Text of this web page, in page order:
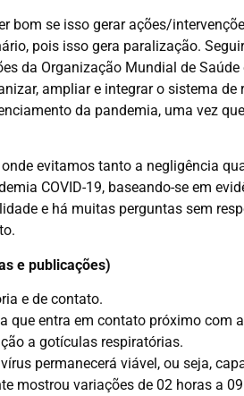
bom se isso gerar ações/
pois isso gera paralização.
da Organização Mundial de Saúde
ampliar e integrar o sistema de
da pandemia, uma vez
evitamos tanto a negligência
COVID-19, baseando-se em
e há muitas perguntas sem
e publicações)
e de contato.
que entra em contato próximo com
a gotículas respiratórias.
permanecerá viável, ou seja,
mostrou variações de 02 horas a